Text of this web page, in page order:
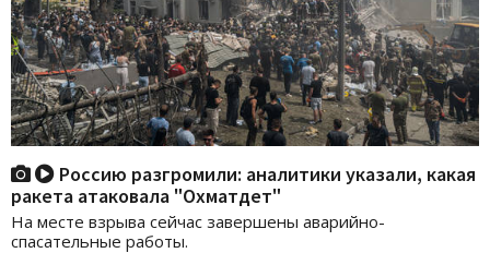
Россию разгромили: аналитики указали, какая
ракета атаковала "Охматдет"
На месте взрыва сейчас завершены аварийно-
спасательные работы.